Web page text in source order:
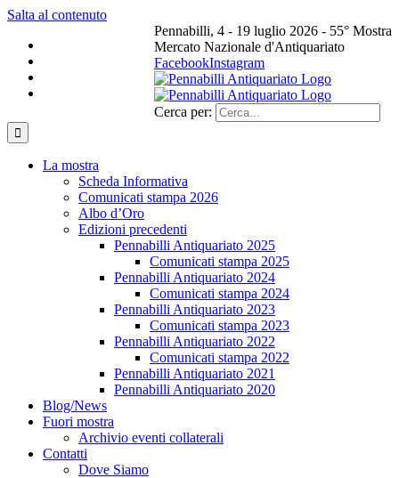
Salta al contenuto
Pennabilli, 4 - 19 luglio 2026 - 55° Mostra
Mercato Nazionale d'Antiquariato
FacebookInstagram
Cerca per:
La mostra
Scheda Informativa
Comunicati stampa 2026
Albo d’Oro
Edizioni precedenti
Pennabilli Antiquariato 2025
Comunicati stampa 2025
Pennabilli Antiquariato 2024
Comunicati stampa 2024
Pennabilli Antiquariato 2023
Comunicati stampa 2023
Pennabilli Antiquariato 2022
Comunicati stampa 2022
Pennabilli Antiquariato 2021
Pennabilli Antiquariato 2020
Blog/News
Fuori mostra
Archivio eventi collaterali
Contatti
Dove Siamo